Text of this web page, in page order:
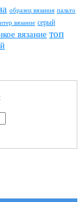
образец вязания пальто
вязание серый
вязание топ